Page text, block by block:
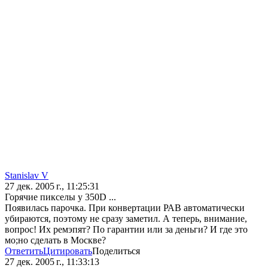
Stanislav V
27 дек. 2005 г., 11:25:31
Горячие пикселы у 350D ...
Появилась парочка. При конвертации РАВ автомaтически
убираются, поэтому не сразу заметил. А теперь, внимание,
вопрос! Их ремэпят? По гарантии или за деньги? И где это
мо;но сделать в Москве?
ОтветитьЦитироватьПоделиться
27 дек. 2005 г., 11:33:13